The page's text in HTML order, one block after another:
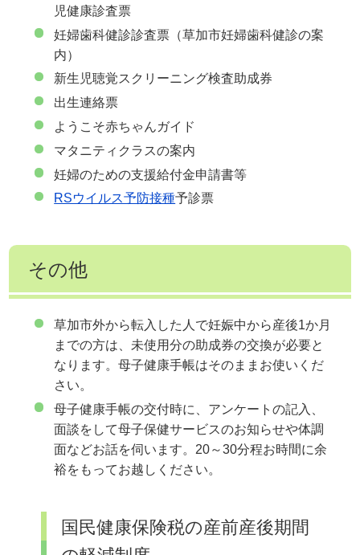
児健康診査票
妊婦歯科健診診査票（草加市妊婦歯科健診の案
内）
新生児聴覚スクリーニング検査助成券
出生連絡票
ようこそ赤ちゃんガイド
マタニティクラスの案内
妊婦のための支援給付金申請書等
RSウイルス予防接種予診票
その他
草加市外から転入した人で妊娠中から産後1か月
までの方は、未使用分の助成券の交換が必要と
なります。母子健康手帳はそのままお使いくだ
さい。
母子健康手帳の交付時に、アンケートの記入、
面談をして母子保健サービスのお知らせや体調
面などお話を伺います。20～30分程お時間に余
裕をもってお越しください。
国民健康保険税の産前産後期間